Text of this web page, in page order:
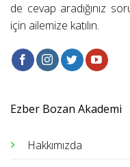
de cevap aradığınız
için ailemize katılın.
Ezber Bozan Akademi
Hakkımızda